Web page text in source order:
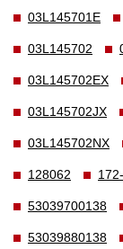
03L145701E
03L145702
03L145702EX
03L145702JX
03L145702NX
128062
53039700138
53039880138